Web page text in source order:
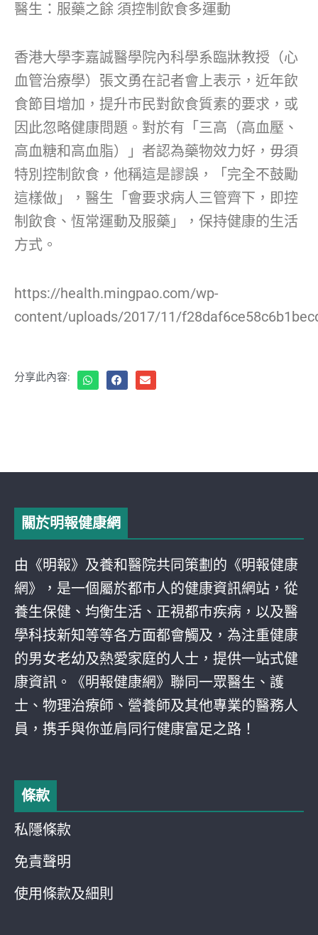
醫生：服藥之餘 須控制飲食多運動
香港大學李嘉誠醫學院內科學系臨牀教授（心
血管治療學）張文勇在記者會上表示，近年飲
食節目增加，提升市民對飲食質素的要求，或
因此忽略健康問題。對於有「三高（高血壓、
高血糖和高血脂）」者認為藥物效力好，毋須
特別控制飲食，他稱這是謬誤，「完全不鼓勵
這樣做」，醫生「會要求病人三管齊下，即控
制飲食、恆常運動及服藥」，保持健康的生活
方式。
https://health.mingpao.com/wp-
content/uploads/2017/11/
分享此內容:
關於明報健康網
由《明報》及養和醫院共同策劃的《明報健康
網》，是一個屬於都巿人的健康資訊網站，從
養生保健、均衡生活、正視都巿疾病，以及醫
學科技新知等等各方面都會觸及，為注重健康
的男女老幼及熱愛家庭的人士，提供一站式健
康資訊。《明報健康網》聯同一眾醫生、護
士、物理治療師、營養師及其他專業的醫務人
員，携手與你並肩同行健康富足之路！
條款
私隱條款
免責聲明
使用條款及細則